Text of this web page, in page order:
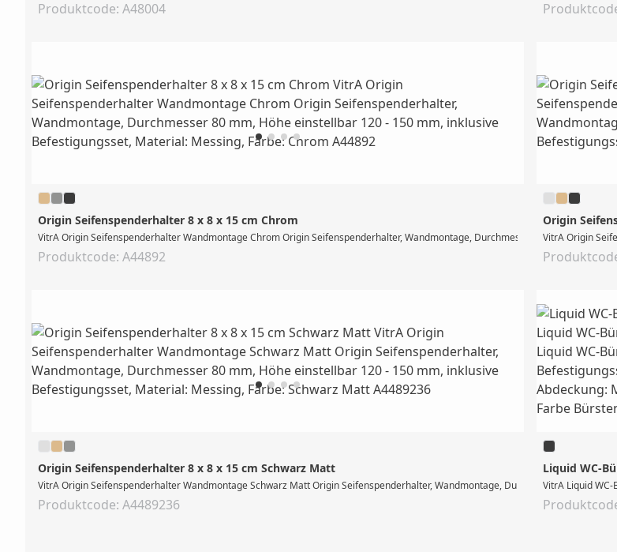
Produktcode: A48004
Origin Seifenspenderhalter 8 x 8 x 15 cm Chrom
VitrA Origin Seifenspenderhalter Wandmontage Chrom Origin Seifenspenderhalter, Wandmontage, Durchmesser 80 mm, Höhe
Produktcode: A44892
Origin
VitrA Origin
Origin Seifenspenderhalter 8 x 8 x 15 cm Schwarz Matt
VitrA Origin Seifenspenderhalter Wandmontage Schwarz Matt Origin Seifenspenderhalter, Wandmontage, Durchmesser 80 mm,
Produktcode: A4489236
Liquid WC-
VitrA Liquid